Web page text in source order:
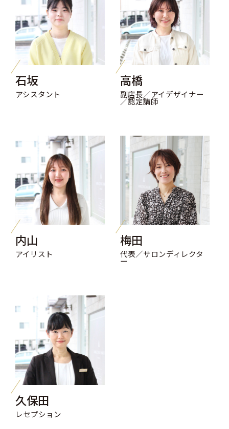
石坂
アシスタント
高橋
副店長／アイデザイナー
／認定講師
内山
アイリスト
梅田
代表／サロンディレクタ
ー
久保田
レセプション